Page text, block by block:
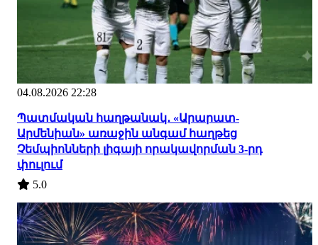
04.08.2026 22:28
Պատմական հաղթանակ․ «Արարատ-
Արմենիան» առաջին անգամ հաղթեց
Չեմպիոնների լիգայի որակավորման 3-րդ
փուլում
5.0